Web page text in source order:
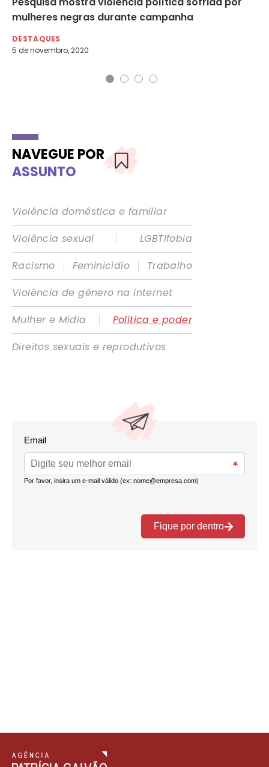
mulheres negras durante campanha
DESTAQUES
5 de novembro, 2020
NAVEGUE POR
ASSUNTO
Violência doméstica e familiar
Violência sexual
|
LGBTIfobia
Racismo
| Feminicídio |
Trabalho
Violência de gênero na internet
Mulher e Mídia
|
Política e poder
Direitos sexuais e reprodutivos